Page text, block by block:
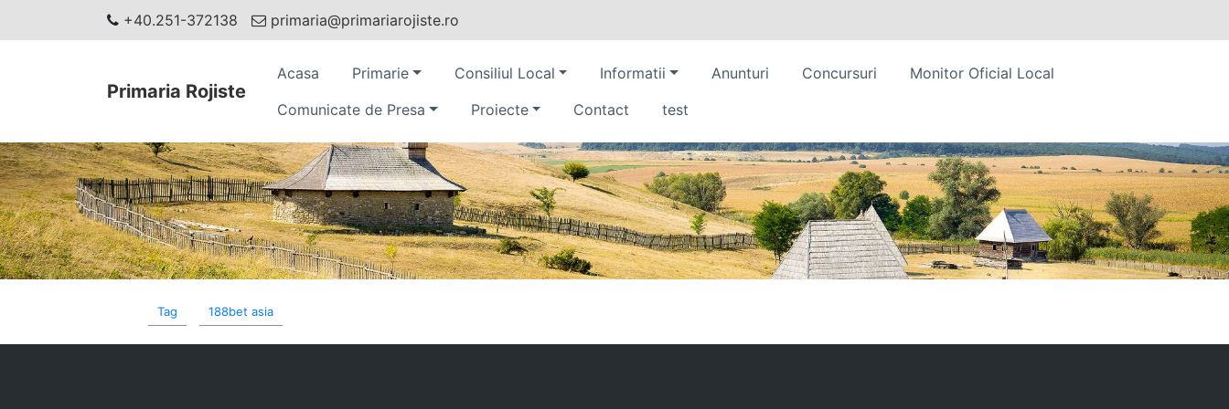
+40.251-372138 primaria@primariarojiste.ro
Primaria Rojiste
Acasa Primarie Consiliul Local Informatii Anunturi Concursuri
Monitor Oficial Local
Comunicate de Presa
Proiecte Contact test
Tag 188bet asia